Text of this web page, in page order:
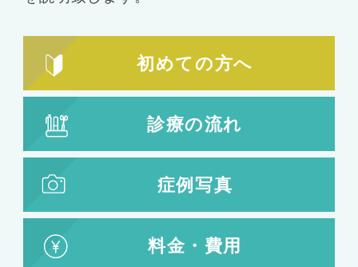
初めての方へ
診療の流れ
症例写真
料金・費用